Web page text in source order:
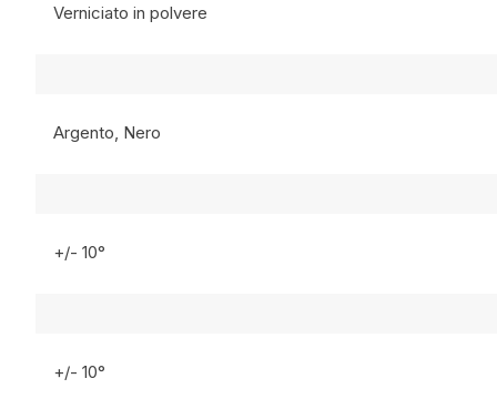
Verniciato in polvere
Argento, Nero
+/- 10°
+/- 10°